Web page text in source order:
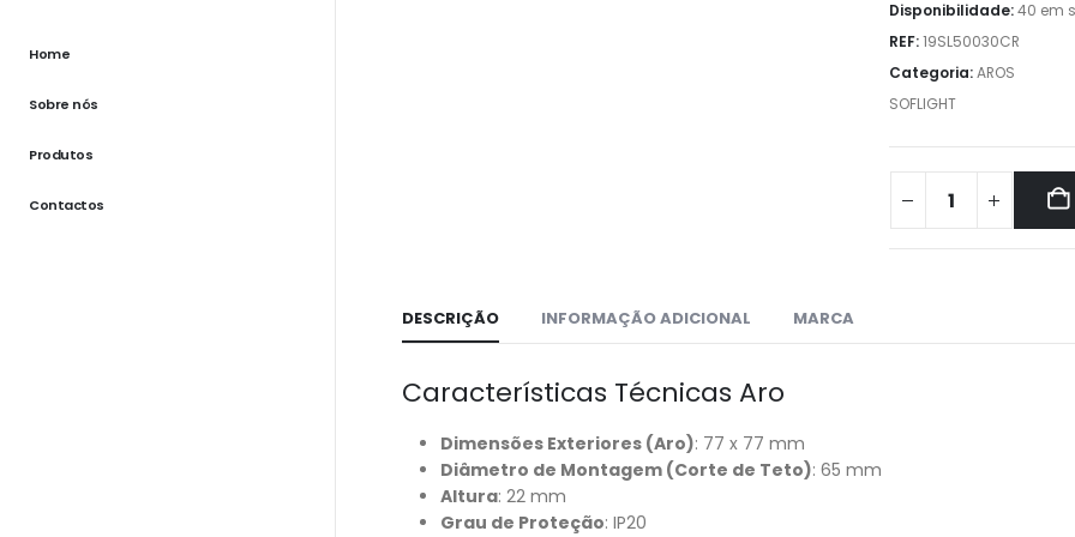
Disponibilidade:40 em
REF:19SL50030CR
Categoria:AROS
SOFLIGHT
DESCRIÇÃO INFORMAÇÃO ADICIONAL MARCA
Características Técnicas Aro
Dimensões Exteriores (Aro): 77 x 77 mm
Diâmetro de Montagem (Corte de Teto): 65 mm
Altura: 22 mm
Grau de Proteção: IP20
Home
Sobre nós
Produtos
Contactos